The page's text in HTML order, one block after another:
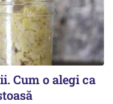
Cum o alegi ca